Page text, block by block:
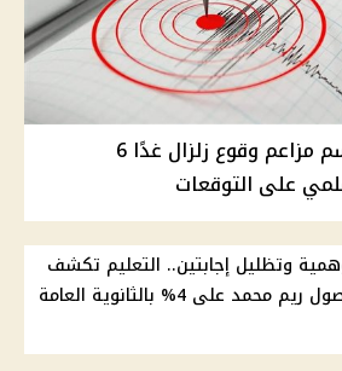
البحوث الفلكية تحسم مزاعم وقوع زلزال غدًا 6
على التوقعات
وتظليل إجابتين.. التعليم تكشف
على 4% بالثانوية العامة